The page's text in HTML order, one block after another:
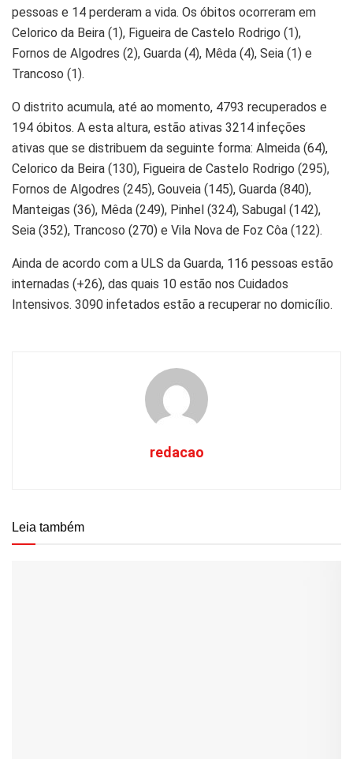
pessoas e 14 perderam a vida. Os óbitos ocorreram em
Celorico da Beira (1), Figueira de Castelo Rodrigo (1),
Fornos de Algodres (2), Guarda (4), Mêda (4), Seia (1) e
Trancoso (1).
O distrito acumula, até ao momento, 4793 recuperados e
194 óbitos. A esta altura, estão ativas 3214 infeções
ativas que se distribuem da seguinte forma: Almeida (64),
Celorico da Beira (130), Figueira de Castelo Rodrigo (295),
Fornos de Algodres (245), Gouveia (145), Guarda (840),
Manteigas (36), Mêda (249), Pinhel (324), Sabugal (142),
Seia (352), Trancoso (270) e Vila Nova de Foz Côa (122).
Ainda de acordo com a ULS da Guarda, 116 pessoas estão
internadas (+26), das quais 10 estão nos Cuidados
Intensivos. 3090 infetados estão a recuperar no domicílio.
redacao
Leia também